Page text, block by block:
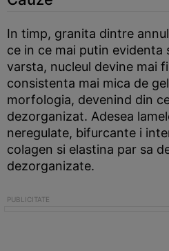
In timp, granita dintre
ce in ce mai putin evidenta
varsta, nucleul devine mai
consistenta mai mica de
morfologia, devenind din
dezorganizat. Adesea
neregulate, bifurcante i
colagen si elastina par sa
dezorganizate.